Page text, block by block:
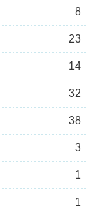
8
23
14
32
38
3
1
1